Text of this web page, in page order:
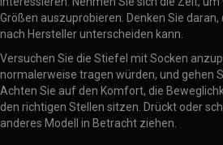
Größen auszuprobieren. Denken Sie
nach Hersteller unterscheiden kann.
Versuchen Sie die Stiefel mit Socken
normalerweise tragen würden, und gehen
Achten Sie auf den Komfort, die
den richtigen Stellen sitzen. Drückt oder
anderes Modell in Betracht ziehen.